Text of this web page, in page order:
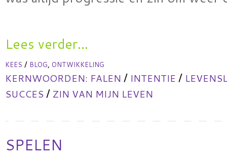
Lees verder...
KEES / BLOG, ONTWIKKELING
KERNWOORDEN: FALEN / INTENTIE /
SUCCES / ZIN VAN MIJN LEVEN
SPELEN